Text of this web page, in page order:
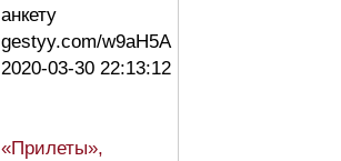
анкету
gestyy.com/w9aH5A
2020-03-30 22:13:12
«Прилеты»,